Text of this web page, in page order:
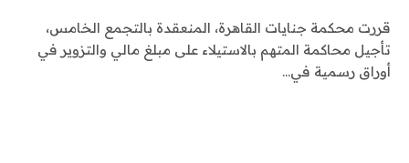
قررت محكمة جنايات القاهرة، المنعقدة بالتجمع الخامس،
تأجيل محاكمة المتهم بالاستيلاء على مبلغ مالي والتزوير في
أوراق رسمية في…